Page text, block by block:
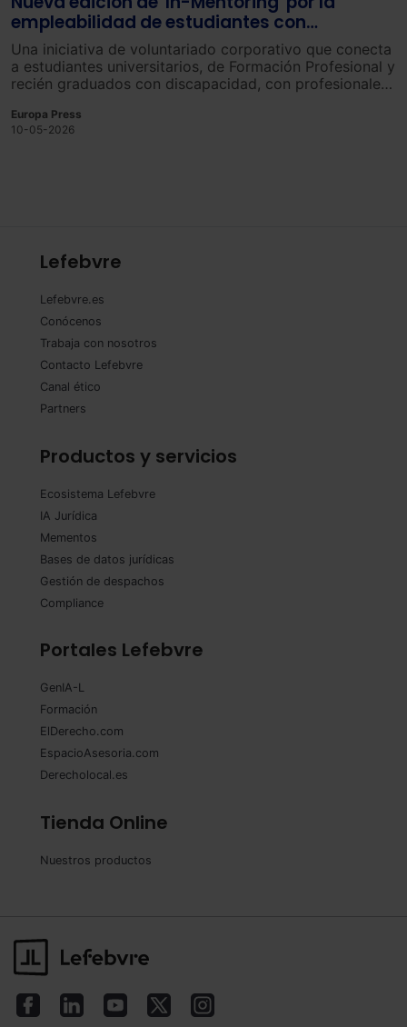
empleabilidad de estudiantes con
discapacidad
Una iniciativa de voluntariado corporativo que conecta
a estudiantes universitarios, de Formación Profesional y
recién graduados con discapacidad, con profesionales
Europa Press
10-05-2026
Lefebvre
Lefebvre.es
Conócenos
Trabaja con nosotros
Contacto Lefebvre
Canal ético
Partners
Productos y servicios
Ecosistema Lefebvre
IA Jurídica
Mementos
Bases de datos jurídicas
Gestión de despachos
Compliance
Portales Lefebvre
GenIA-L
Formación
ElDerecho.com
EspacioAsesoria.com
Derecholocal.es
Tienda Online
Nuestros productos